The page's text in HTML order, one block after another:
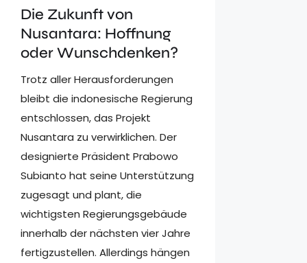
Die Zukunft von
Nusantara: Hoffnung
oder Wunschdenken?
Trotz aller Herausforderungen
bleibt die indonesische Regierung
entschlossen, das Projekt
Nusantara zu verwirklichen. Der
designierte Präsident Prabowo
Subianto hat seine Unterstützung
zugesagt und plant, die
wichtigsten Regierungsgebäude
innerhalb der nächsten vier Jahre
fertigzustellen. Allerdings hängen